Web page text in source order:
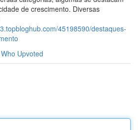
de crescimento. Diversas
45198590/destaques-
Who Upvoted